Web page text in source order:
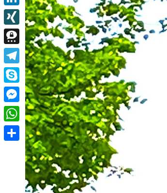
LinkedIn
XING
Threema
Telegram
Skype
Messenger
WhatsApp